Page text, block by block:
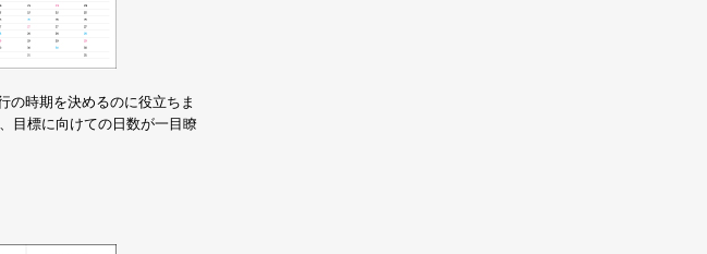
の時期を決めるのに役立ちま
目標に向けての日数が一目瞭